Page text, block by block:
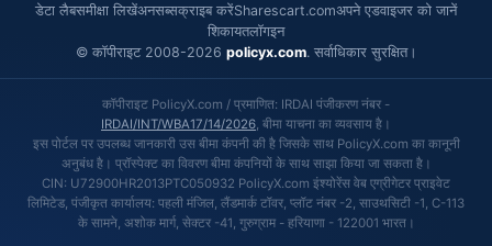
डेटा लैबसमीक्षा लिखेंअनसब्सक्राइब करेंSharescart.comअपने एडवाइजर को जानें
शिकायतलॉगइन
© कॉपीराइट 2008-2026 policyx.com. सर्वाधिकार सुरक्षित।
कॉपीराइट PolicyX.com / प्रमाणित: IRDAI पंजीकरण नंबर -
IRDAI/INT/WBA17/14/2026 , बीमा याचना का व्यवसाय है।
इस पोर्टल पर उपलब्ध जानकारी उस बीमा कंपनी की है जिसके साथ PolicyX.com का कानूनी
अनुबंध है। प्रॉस्पेक्ट का विवरण बीमा कंपनियों के साथ साझा किया जा सकता है।
CIN: U72900HR2013PTC050932 PolicyX.com इंश्योरेंस वेब एग्रीगेटर प्राइवेट
लिमिटेड, पंजीकृत कार्यालय: पहली मंजिल, लैंडमार्क टॉवर, प्लॉट नंबर -2, साउथसिटी -1, C-113
के सामने, अशोक मार्ग, सेक्टर -41, गुरुग्राम - हरियाणा - 122001 भारत।